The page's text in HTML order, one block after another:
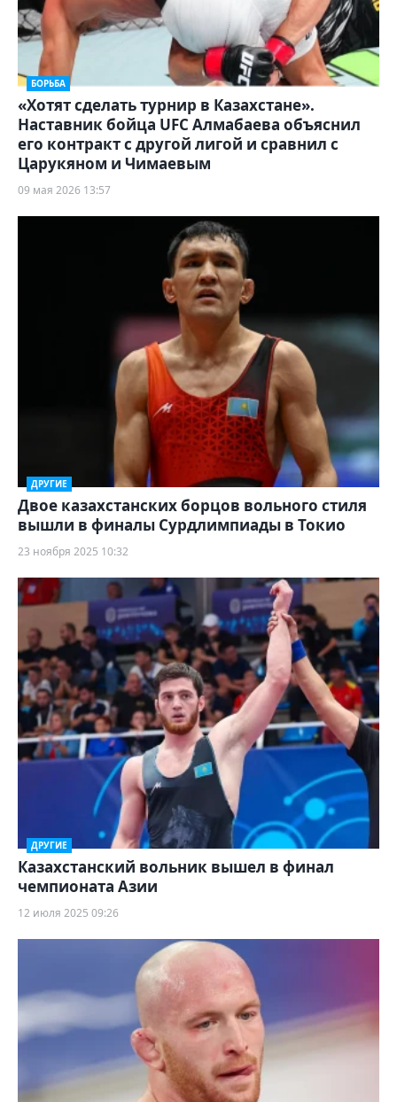
БОРЬБА
«Хотят сделать турнир в Казахстане».
Наставник бойца UFC Алмабаева объяснил
его контракт с другой лигой и сравнил с
Царукяном и Чимаевым
09 мая 2026 13:57
ДРУГИЕ
Двое казахстанских борцов вольного стиля
вышли в финалы Сурдлимпиады в Токио
23 ноября 2025 10:32
ДРУГИЕ
Казахстанский вольник вышел в финал
чемпионата Азии
12 июля 2025 09:26